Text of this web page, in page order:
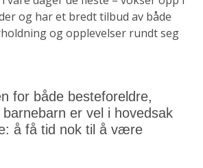
og har et bredt tilbud av både
og opplevelser rundt seg
for både besteforeldre,
er vel i hovedsak
å få tid nok til å være